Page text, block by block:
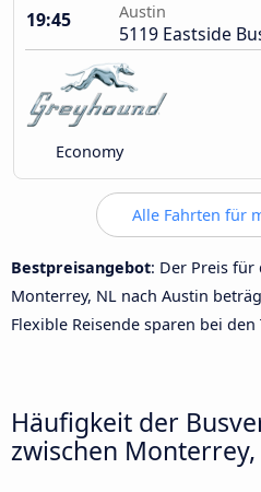
19:45
Austin
5119 Eastside
Economy
Alle Fahrten für
Bestpreisangebot: Der Preis für
Monterrey, NL nach Austin
Flexible Reisende sparen bei
Häufigkeit der
zwischen